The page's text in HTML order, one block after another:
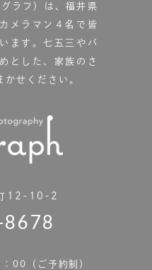
ラフ）は、福井県
カメラマン４名で皆
ます。七五三やバ
とした、家族のさ
かせください。
12-10-2
00（ご予約制）